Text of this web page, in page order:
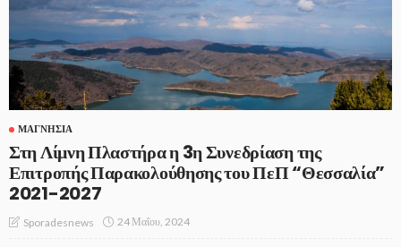
ΜΑΓΝΗΣΊΑ
Στη Λίμνη Πλαστήρα η 3η Συνεδρίαση της
Επιτροπής Παρακολούθησης του ΠεΠ “Θεσσαλία”
2021-2027
Sporadesnews 24 Μαΐου, 2024